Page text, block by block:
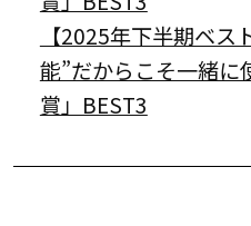
【2025年下半期ベ
能”だからこそ一緒に
賞」BEST3